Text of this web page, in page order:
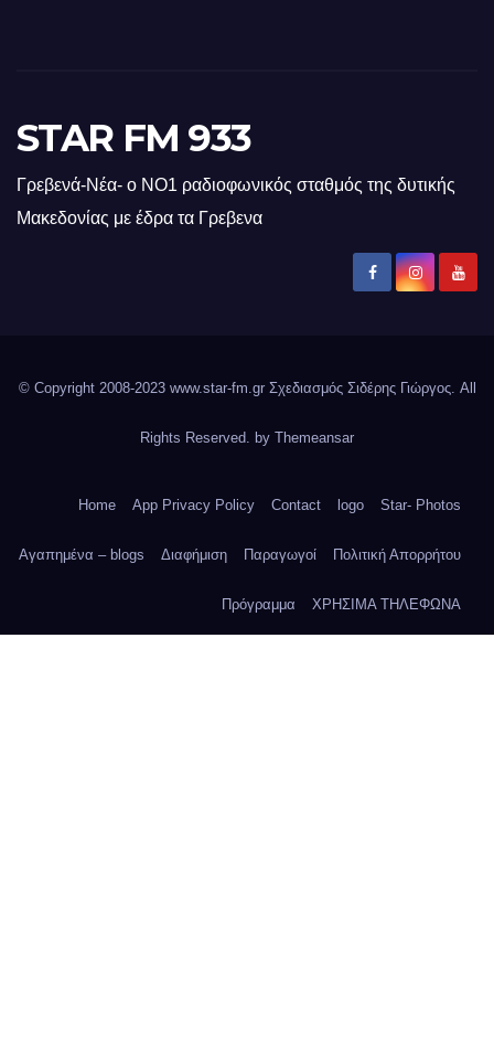
STAR FM 933
Γρεβενά-Νέα- ο ΝΟ1 ραδιοφωνικός σταθμός της δυτικής
Μακεδονίας με έδρα τα Γρεβενα
© Copyright 2008-2023 www.star-fm.gr Σχεδιασμός Σιδέρης Γιώργος. All
Rights Reserved. by Themeansar
Home App Privacy Policy Contact logo Star- Photos
Αγαπημένα – blogs Διαφήμιση Παραγωγοί Πολιτική Απορρήτου
Πρόγραμμα ΧΡΗΣΙΜΑ ΤΗΛΕΦΩΝΑ